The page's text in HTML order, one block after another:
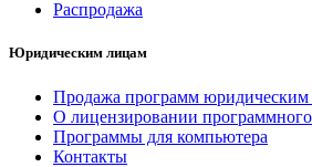
Распродажа
Юридическим лицам
Продажа программ
О лицензировании
Программы для компьютера
Контакты